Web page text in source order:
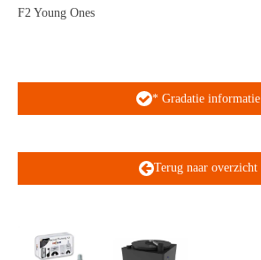
F2 Young Ones
* Gradatie informatie
Terug naar overzicht